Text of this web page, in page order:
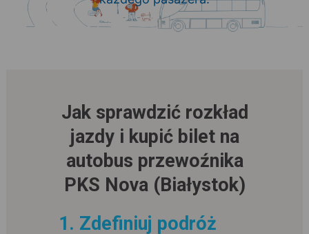
Jak sprawdzić rozkład
jazdy i kupić bilet na
autobus przewoźnika
PKS Nova (Białystok)
1. Zdefiniuj podróż